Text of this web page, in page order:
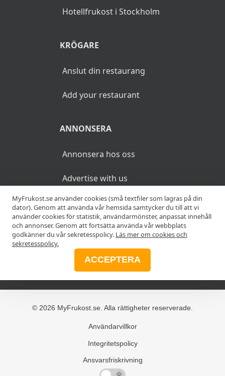
Hotellfrukost i Stockholm
KRÖGARE
Anslut din restaurang
Add your restaurant
ANNONSERA
Annonsera hos oss
Advertise with us
MER
Alla frukostar
© 2026 MyFrukost.se. Alla rättigheter reserverade.
Användarvillkor
Integritetspolicy
Ansvarsfriskrivning
MyFrukost.se använder cookies (små textfiler som lagras på din
dator). Genom att använda vår hemsida samtycker du till att vi
använder cookies för statistik, användarmönster, anpassat innehåll
och annonser. Genom att fortsätta använda vår webbplats
godkänner du vår sekretesspolicy. Läs mer om cookies och
sekretesspolicy.
ACCEPTERA